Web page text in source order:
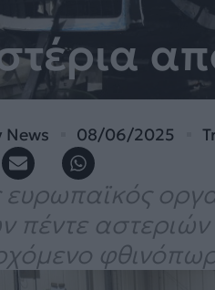
News 08/06/2025
πέντε